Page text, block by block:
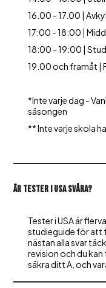
16.00 - 17.00 |
17:00 - 18:00 |
18:00 - 19:00 |
19.00 och framåt |
*Inte varje dag -
säsongen
** Inte varje skola
Är tester i USA svåra?
Tester i USA är
studieguide för att
nästan alla svar
revision och du
säkra ditt A, och